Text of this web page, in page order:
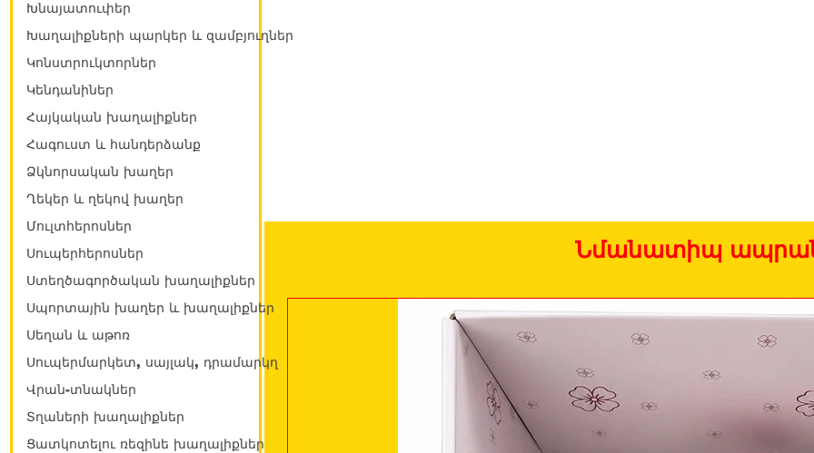
Նմանատիպ
Խնայատուփեր
Խաղալիքների պարկեր և զամբյուղներ
Կոնստրուկտորներ
Կենդանիներ
Հայկական խաղալիքներ
Հագուստ և հանդերձանք
Ձկնորսական խաղեր
Ղեկեր և ղեկով խաղեր
Մուլտհերոսներ
Սուպերհերոսներ
Ստեղծագործական խաղալիքներ
Սպորտային խաղեր և խաղալիքներ
Սեղան և աթոռ
Սուպերմարկետ, սայլակ, դրամարկղ
Վրան-տնակներ
Տղաների խաղալիքներ
Ցատկոտելու ռեզինե խաղալիքներ